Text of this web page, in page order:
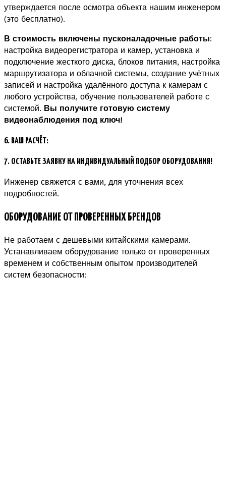
утверждается после осмотра объекта нашим инженером
(это бесплатно).
В стоимость включены пусконаладочные работы:
настройка видеорегистратора и камер, установка и
подключение жесткого диска, блоков питания, настройка
маршрутизатора и облачной системы, создание учётных
записей и настройка удалённого доступа к камерам с
любого устройства, обучение пользователей работе с
системой. Вы получите готовую систему
видеонаблюдения под ключ!
6. ВАШ РАСЧЁТ:
7. ОСТАВЬТЕ ЗАЯВКУ НА ИНДИВИДУАЛЬНЫЙ ПОДБОР ОБОРУДОВАНИЯ!
Инженер свяжется с вами, для уточнения всех
подробностей.
ОБОРУДОВАНИЕ ОТ ПРОВЕРЕННЫХ БРЕНДОВ
Не работаем с дешевыми китайскими камерами.
Устанавливаем оборудование только от проверенных
временем и собственным опытом производителей
систем безопасности: